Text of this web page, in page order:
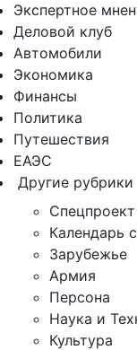
Экспертное
Деловой клуб
Автомобили
Экономика
Финансы
Политика
Путешествия
ЕАЭС
Другие рубрики
Календарь
Зарубежье
Армия
Персона
Наука и
Культура